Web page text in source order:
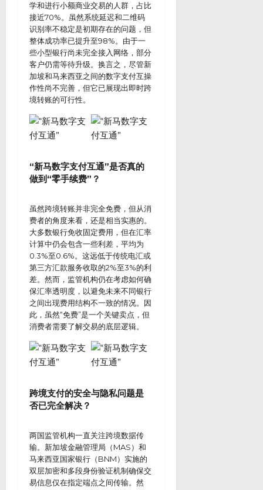
学和进行小额商业交易的人群，占比
接近70%。虽然系统延迟和二维码
识别率不稳定是初期存在的问题，但
整体成功率已提升至98%。由于一
些小型银行尚未完全接入网络，部分
客户仍需等待升级。换言之，尽管新
加坡和马来西亚之间的数字支付互操
作性尚不完善，但它已展现出即时跨
境转账的可行性。
“新马数字支付互通”是否真的
做到“零手续费”？
虽然跨境转账并非完全免费，但从消
费者的角度来看，还是相当实惠的。
大多数银行免收固定费用，但在汇率
计算中仍会包含一些利差，平均为
0.3%至0.6%。这远低于传统电汇或
第三方汇款服务收取的2%至3%的利
差。然而，监管机构仍在考虑如何确
保汇率透明度，以避免未来不同银行
之间出现费用结构不一致的情况。因
此，虽然“免费”是一个关键卖点，但
消费者需要了解交易的底层逻辑。
跨境支付的安全与隐私问题是
否已完全解决？
两国监管机构一直关注跨境数据传
输。新加坡金融管理局（MAS）和
马来西亚国家银行（BNM）实施的
双层加密和多段身份验证机制确保交
易信息仅在指定端点之间传输。然